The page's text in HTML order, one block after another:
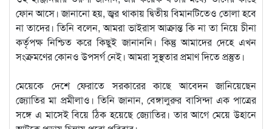
ফোন আসে। জানানো হয়, জ্বর থাকায় দ্বিতীয় বিমানটিতেও তোলা হবে
না তাদের। তিনি বলেন, আমরা ভাইরাস আক্রান্ত কি না তা নিয়ে চীনা
কর্তৃপক্ষ নিশ্চিত করে কিছুই জানাননি। কিন্তু আমাদের দেহে এখন
সংক্রমণের কোনও উপসর্গ নেই। আমরা সুস্থতার প্রমাণ দিতে প্রস্তুত।
মেয়েকে দেশে ফেরাতে সরকারের কাছে আবেদন জানিয়েছেন
জ্যোতির মা প্রমীলাও। তিনি জানান, বেঙ্গালুরুর বাসিন্দা এক পাত্রের
সঙ্গে এ মাসেই বিয়ে ঠিক হয়েছে জ্যোতির। তার আগে মেয়ে উহানে